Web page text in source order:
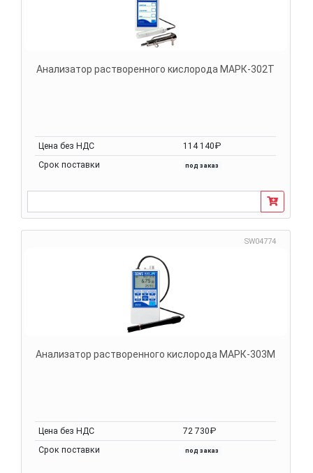
Анализатор растворенного кислорода МАРК-302Т
Цена без НДС
114 140₽
Срок поставки
под заказ
SW04774
Анализатор растворенного кислорода МАРК-303М
Цена без НДС
72 730₽
Срок поставки
под заказ